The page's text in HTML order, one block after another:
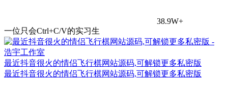
38.9W+
一位只会Ctrl+C/V的实习生
最近抖音很火的情侣飞行棋网站源码,可解锁更多私密版
最近抖音很火的情侣飞行棋网站源码,可解锁更多私密版